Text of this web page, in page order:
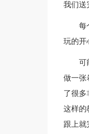
我们送
每个
玩的开
可能
做一张
了很多
这样的
跟上就